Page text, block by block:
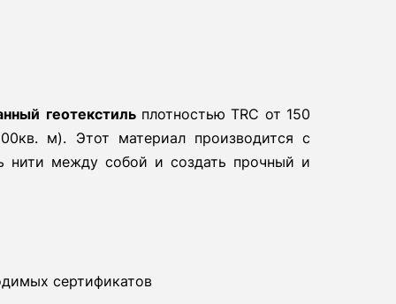
геотекстильплотностью TRC от 150
м). Этот материал производится с
нити между собой и создать прочный и
сертификатов